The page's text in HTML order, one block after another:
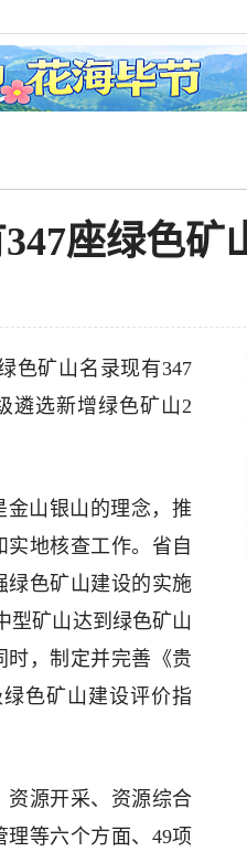
座绿色矿
色矿山名录现有347
遴选新增绿色矿山2
山银山的理念，推
地核查工作。省自
绿色矿山建设的实施
型矿山达到绿色矿山
时，制定并完善《贵
色矿山建设评价指
源开采、资源综合
等六个方面、49项